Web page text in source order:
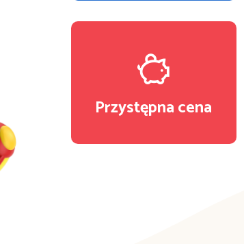
Przystępna cena